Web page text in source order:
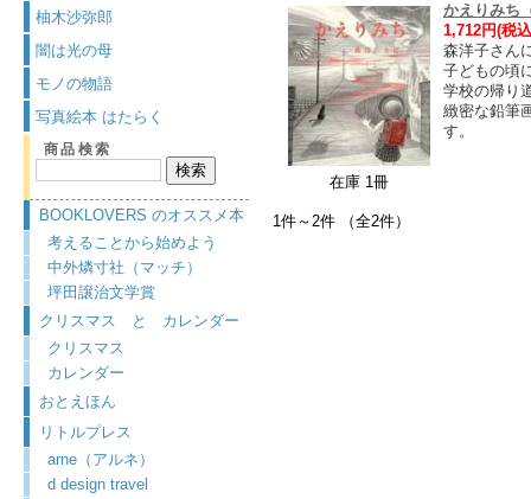
柚木沙弥郎
闇は光の母
モノの物語
写真絵本 はたらく
商品検索
BOOKLOVERS のオススメ本
考えることから始めよう
中外燐寸社（マッチ）
坪田譲治文学賞
クリスマス と カレンダー
クリスマス
カレンダー
おとえほん
リトルプレス
arne（アルネ）
d design travel
在庫 1冊
かえりみち
1,712円(税
森洋子さん
子どもの頃
学校の帰り
緻密な鉛筆
す。
1件～2件 （全2件）